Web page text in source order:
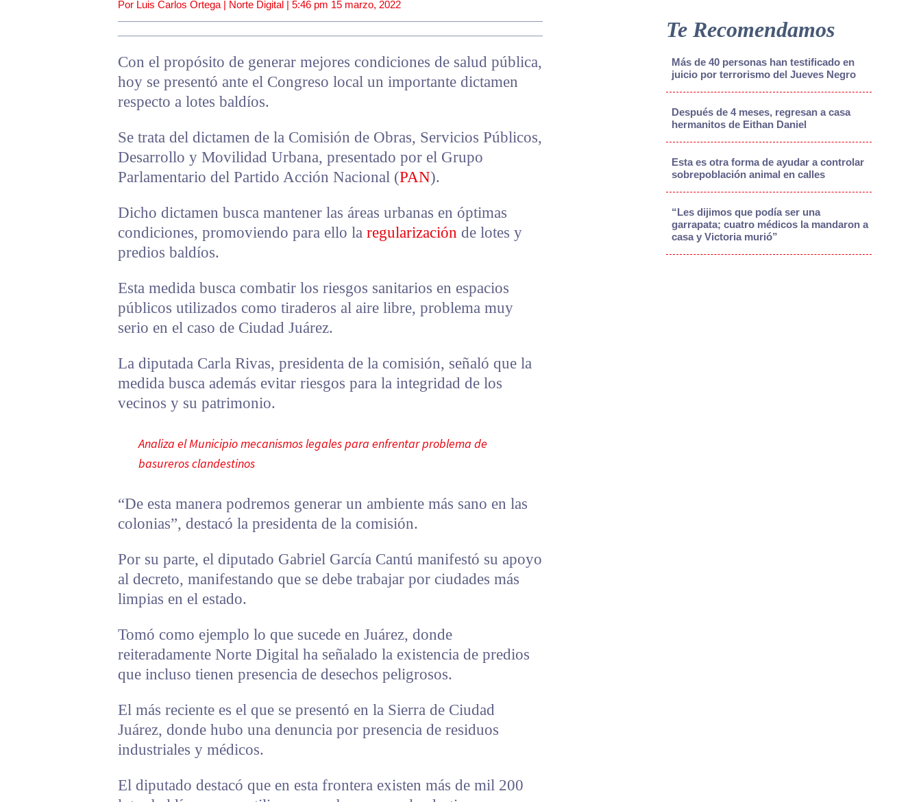
Por Luis Carlos Ortega | Norte Digital | 5:46 pm 15 marzo, 2022
Con el propósito de generar mejores condiciones de salud pública,
hoy se presentó ante el Congreso local un importante dictamen
respecto a lotes baldíos.
Se trata del dictamen de la Comisión de Obras, Servicios Públicos,
Desarrollo y Movilidad Urbana, presentado por el Grupo
Parlamentario del Partido Acción Nacional (PAN).
Dicho dictamen busca mantener las áreas urbanas en óptimas
condiciones, promoviendo para ello la regularización de lotes y
predios baldíos.
Esta medida busca combatir los riesgos sanitarios en espacios
públicos utilizados como tiraderos al aire libre, problema muy
serio en el caso de Ciudad Juárez.
La diputada Carla Rivas, presidenta de la comisión, señaló que la
medida busca además evitar riesgos para la integridad de los
vecinos y su patrimonio.
Analiza el Municipio mecanismos legales para enfrentar problema de
basureros clandestinos
“De esta manera podremos generar un ambiente más sano en las
colonias”, destacó la presidenta de la comisión.
Por su parte, el diputado Gabriel García Cantú manifestó su apoyo
al decreto, manifestando que se debe trabajar por ciudades más
limpias en el estado.
Tomó como ejemplo lo que sucede en Juárez, donde
reiteradamente Norte Digital ha señalado la existencia de predios
que incluso tienen presencia de desechos peligrosos.
El más reciente es el que se presentó en la Sierra de Ciudad
Juárez, donde hubo una denuncia por presencia de residuos
industriales y médicos.
El diputado destacó que en esta frontera existen más de mil 200
Te Recomendamos
Más de 40 personas han testificado en
juicio por terrorismo del Jueves Negro
Después de 4 meses, regresan a casa
hermanitos de Eithan Daniel
Esta es otra forma de ayudar a controlar
sobrepoblación animal en calles
“Les dijimos que podía ser una
garrapata; cuatro médicos la mandaron a
casa y Victoria murió”